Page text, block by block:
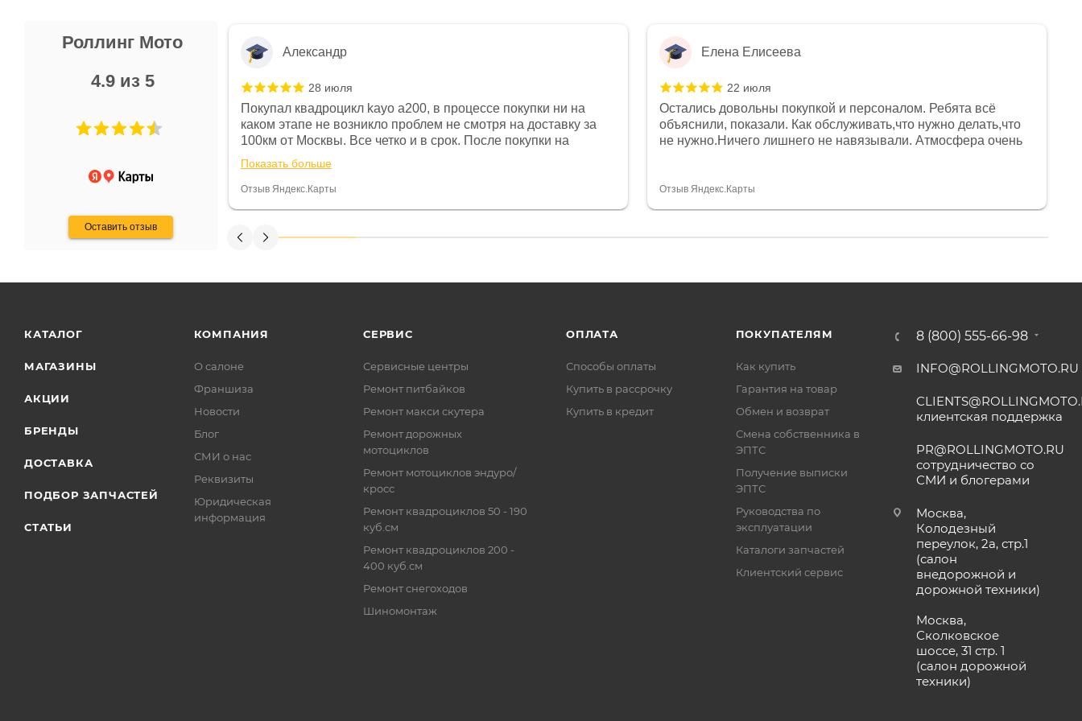
Роллинг Мото
4.9 из 5
Оставить отзыв
Не понравились условия
и дают только на год)
Александр
28 июля
Покупал квадроцикл kayo a200, в процессе покупки ни на
каком этапе не возникло проблем не смотря на доставку за
100км от Москвы. Все четко и в срок. После покупки на
спидометре всегда был 0, при этом представители магазина
постоянно были на связи и в итоге проблема была решена.
Считаю, что это говорит о небезразличии к клиенту после
Показать больше
Отзыв Яндекс.Карты
Елена Елисеева
22 июля
Остались довольны покупкой и персоналом. Ребята всё
объяснили, показали. Как обслуживать,что нужно делать,что
не нужно.Ничего лишнего не навязывали. Атмосфера очень
огромное спасибо Дмитрию, за клиентоориентированность и
Отзыв Яндекс.Карты
КАТАЛОГ
МАГАЗИНЫ
АКЦИИ
БРЕНДЫ
ДОСТАВКА
ПОДБОР ЗАПЧАСТЕЙ
СТАТЬИ
КОМПАНИЯ
О салоне
Франшиза
Новости
Блог
СМИ о нас
Реквизиты
Юридическая
информация
СЕРВИС
Сервисные центры
Ремонт питбайков
Ремонт макси скутера
Ремонт дорожных
мотоциклов
Ремонт мотоциклов эндуро/
кросс
Ремонт квадроциклов 50 - 190
куб.см
Ремонт квадроциклов 200 -
400 куб.см
Ремонт снегоходов
Шиномонтаж
ОПЛАТА
Способы оплаты
Купить в рассрочку
Купить в кредит
ПОКУПАТЕЛЯМ
Как купить
Гарантия на товар
Обмен и возврат
Смена собственника в
ЭПТС
Получение выписки
ЭПТС
Руководства по
эксплуатации
Каталоги запчастей
Клиентский сервис
8 (800) 555-66-98
INFO@ROLLINGMOTO.RU
клиентская поддержка
PR@ROLLINGMOTO.RU
сотрудничество со
СМИ и блогерами
Москва,
Колодезный
переулок, 2а, стр.1
(салон
внедорожной и
дорожной техники)
Москва,
Сколковское
шоссе, 31 стр. 1
(салон дорожной
техники)